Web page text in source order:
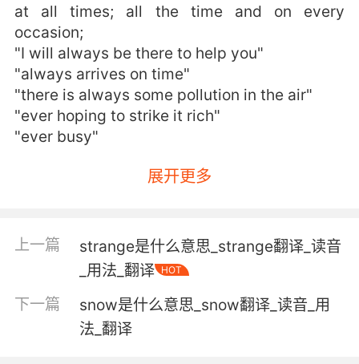
at all times; all the time and on every
occasion;
"I will always be there to help you"
"always arrives on time"
"there is always some pollution in the air"
"ever hoping to strike it rich"
"ever busy"
(intensifier for adjectives) very;
Cheever [人名] [英格兰人姓氏] 奇弗绰号，倔强
的人，或职业名称，牧山羊人，来源于盎格鲁诺
曼底法语，含义是“山羊”(goat);
Giaever [人名] 贾埃弗;
cantilever n. 悬臂;
展开更多
上一篇
strange是什么意思_strange翻译_读音
_用法_翻译
HOT
下一篇
snow是什么意思_snow翻译_读音_用
法_翻译